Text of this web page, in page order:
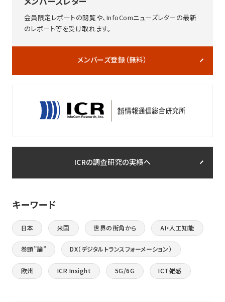
会員限定レポートの閲覧や、InfoComニューズレターの最新
のレポート等を受け取れます。
メンバーズ登録（無料）
ICRの調査研究の実績へ
キーワード
日本 米国 世界の街角から AI・人工知能
巻頭”論” DX（デジタルトランスフォーメーション）
欧州 ICR Insight 5G/6G ICT雑感